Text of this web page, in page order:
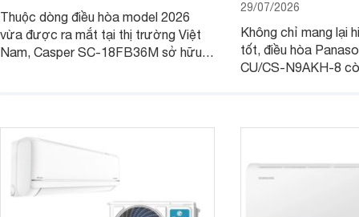
Thuộc dòng điều hòa model 2026
vừa được ra mắt tại thị trường Việt
Nam, Casper SC-18FB36M sở hữu
nhiều tính năng và công nghệ hiện đại.
29/07/2026
Không chỉ mang lại
tốt, điều hòa
CU/CS-N9AKH-8